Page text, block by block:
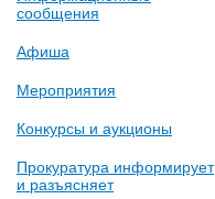
сообщения
Афиша
Мероприятия
Конкурсы и аукционы
Прокуратура информирует
и разъясняет